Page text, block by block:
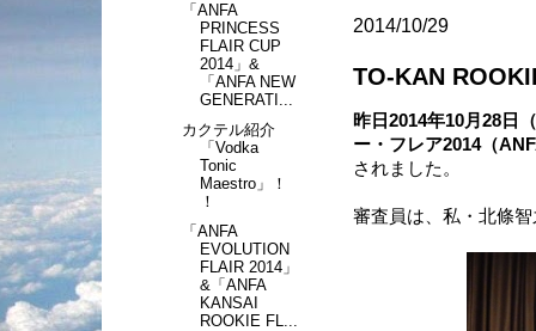
2014/10/29
TO-KAN
昨日2014年10月28日
ー・フレア2014（
されました。
審査員は、私・北條
「ANFA
PRINCESS
FLAIR CUP
2014」&
「ANFA NEW
GENERATI...
カクテル紹介
「Vodka
Tonic
Maestro」！
！
「ANFA
EVOLUTION
FLAIR 2014」
&「ANFA
KANSAI
ROOKIE FL...